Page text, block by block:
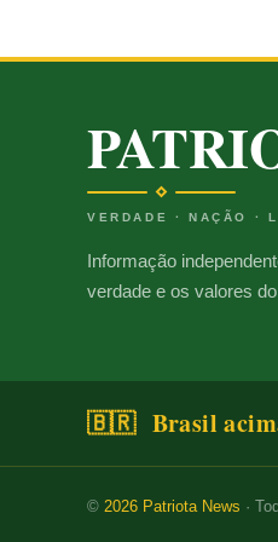
VERDADE · NAÇÃO ·
Informação
verdade e os valores
🇧🇷 Brasil acima
© 2026 Patriota News ·